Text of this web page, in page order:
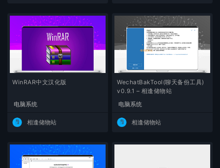
WinRAR中文汉化版
电脑系统
相逢储物站
WechatBakTool(聊天备份工具)
v0.9.1 – 相逢储物站
电脑系统
相逢储物站